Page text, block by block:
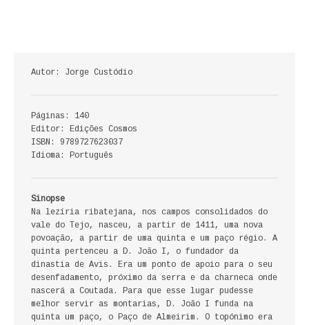
ECONOMIA, GESTÃO, CONTABILIDADE
ENSINO
ANÁLISE DA ACÇÃO EDUCATIVA
COLEÇÃO PONTO DE INTERROGAÇÃO
COLEÇÃO PONTO E VÍRGULA
HISTÓRIA
HISTÓRIA DE PORTUGAL
PRÉ-HISTÓRIA
LITERATURA
Autor: Jorge Custódio
Páginas: 140
Editor: Edições Cosmos
ISBN: 9789727623037
Idioma: Português
Sinopse
Na lezíria ribatejana, nos campos consolidados do
vale do Tejo, nasceu, a partir de 1411, uma nova
povoação, a partir de uma quinta e um paço régio. A
quinta pertenceu a D. João I, o fundador da
dinastia de Avis. Era um ponto de apoio para o seu
desenfadamento, próximo da serra e da charneca onde
nascerá a Coutada. Para que esse lugar pudesse
melhor servir as montarias, D. João I funda na
quinta um paço, o Paço de Almeirim. O topónimo era